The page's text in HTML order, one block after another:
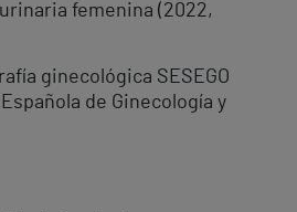
femenina (2022,
ginecológica SESEGO
de Ginecología y